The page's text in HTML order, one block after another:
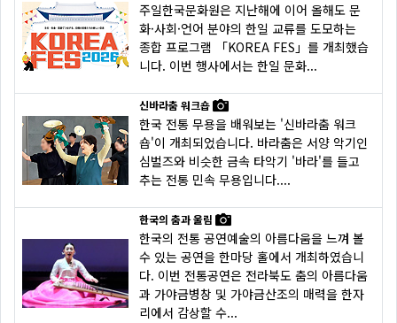
주일한국문화원은 지난해에 이어 올해도 문
화·사회·언어 분야의 한일 교류를 도모하는
종합 프로그램 「KOREA FES」를 개최했습
니다. 이번 행사에서는 한일 문화...
신바라춤 워크숍
한국 전통 무용을 배워보는 '신바라춤 워크
숍'이 개최되었습니다. 바라춤은 서양 악기인
심벌즈와 비슷한 금속 타악기 '바라'를 들고
추는 전통 민속 무용입니다....
한국의 춤과 울림
한국의 전통 공연예술의 아름다움을 느껴 볼
수 있는 공연을 한마당 홀에서 개최하였습니
다. 이번 전통공연은 전라북도 춤의 아름다움
과 가야금병창 및 가야금산조의 매력을 한자
리에서 감상할 수...